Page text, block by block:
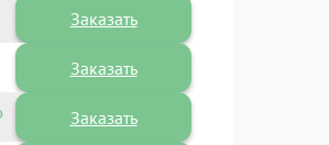
Заказать
Заказать